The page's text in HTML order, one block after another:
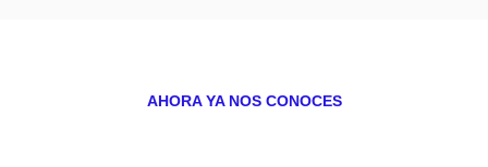
AHORA YA NOS CONOCES